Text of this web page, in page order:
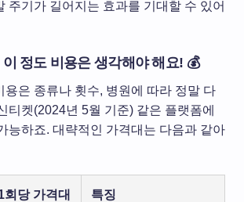
주기가 길어지는 효과를 기대할 수 있어
정도 비용은 생각해야 해요! 💰
용은 종류나 횟수, 병원에 따라 정말 다
티켓(2024년 5월 기준) 같은 플랫폼에
능하죠. 대략적인 가격대는 다음과 같아
회당 가격대 특징